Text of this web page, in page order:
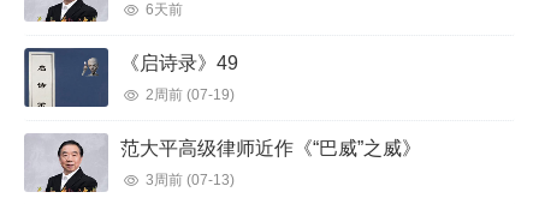
6天前
《启诗录》49
2周前 (07-19)
范大平高级律师近作《“巴威”之威》
3周前 (07-13)